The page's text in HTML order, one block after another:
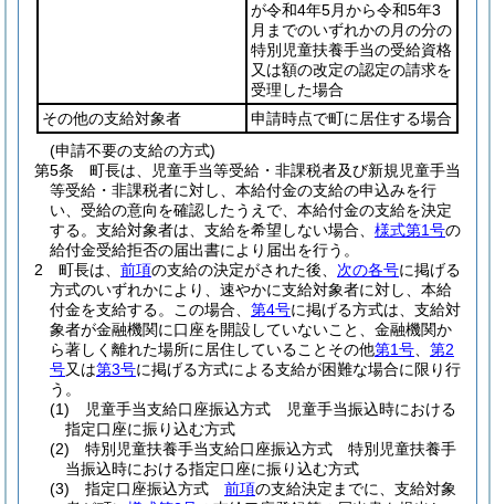
が令和4年5月から令和5年3
月までのいずれかの月の分の
特別児童扶養手当の受給資格
又は額の改定の認定の請求を
受理した場合
その他の支給対象者
申請時点で町に居住する場合
(申請不要の支給の方式)
第5条
町長は、児童手当等受給・非課税者及び新規児童手当
等受給・非課税者に対し、本給付金の支給の申込みを行
い、受給の意向を確認したうえで、本給付金の支給を決定
する。 支給対象者は、支給を希望しない場合、 様式第1号の
給付金受給拒否の届出書により届出を行う。
2
町長は、 前項の支給の決定がされた後、 次の各号に掲げる
方式のいずれかにより、速やかに支給対象者に対し、本給
付金を支給する。
この場合、 第4号に掲げる方式は、支給対
象者が金融機関に口座を開設していないこと、金融機関か
ら著しく離れた場所に居住していることその他第1号
第2
号又は第3号に掲げる方式による支給が困難な場合に限り行
う。
(1)
児童手当支給口座振込方式 児童手当振込時における
指定口座に振り込む方式
(2)
特別児童扶養手当支給口座振込方式 特別児童扶養手
当振込時における指定口座に振り込む方式
(3)
指定口座振込方式 前項の支給決定までに、支給対象